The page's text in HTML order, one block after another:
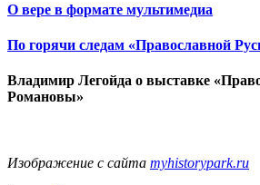
О вере в формате мультимедиа
По горячи следам «Православной
Владимир Легойда о выставке
Романовы»
Изображение с сайта myhistorypark.ru